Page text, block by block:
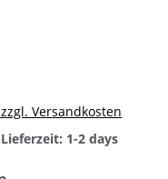
Versandkosten
1-2 days